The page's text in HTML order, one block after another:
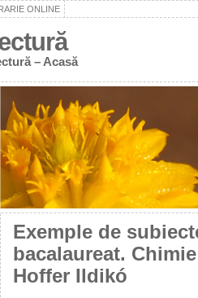
ONLINE
– Acasă
Exemple de
bacalaureat.
Hoffer Ildikó